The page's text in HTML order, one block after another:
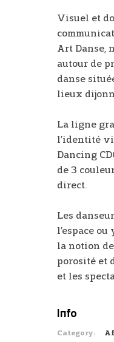
Visuel et
Art Danse,
autour de
danse
lieux
La ligne
l’identité
Dancing
de 3
direct.
Les
l’espace
la notion
porosité et
et les
Info
Category: